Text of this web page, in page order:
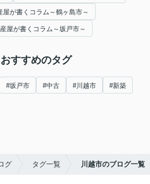
屋が書くコラム～鶴ヶ島市～
屋が書くコラム～坂戸市～
おすすめのタグ
#坂戸市 #中古 #川越市 #新築
グ タグ一覧 川越市のブログ一覧